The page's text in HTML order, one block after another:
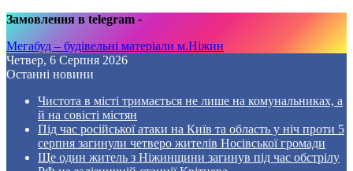
Замовлення в telegram -
Мегабуд – будівельні матеріали м.Ніжин
Четвер, 6 Серпня 2026
Останні новини
Чистота в місті тримається не лише на комунальниках, а
й на совісті містян
Під час російської атаки на Київ та область у ніч проти 5
серпня загинули четверо жителів Носівської громади
Ще один житель з Ніжинщини загинув під час обстрілу